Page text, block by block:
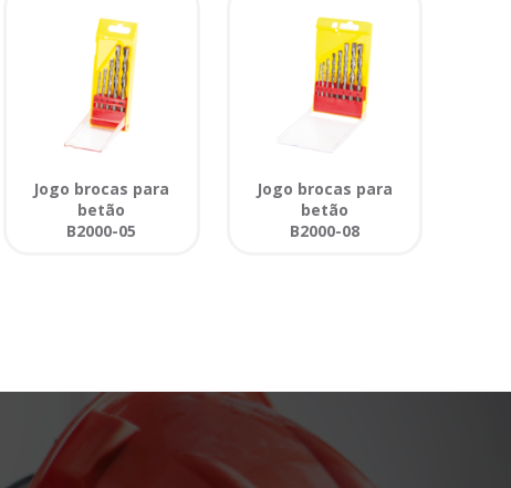
Jogo brocas para
betão
B2000-05
Jogo brocas para
betão
B2000-08